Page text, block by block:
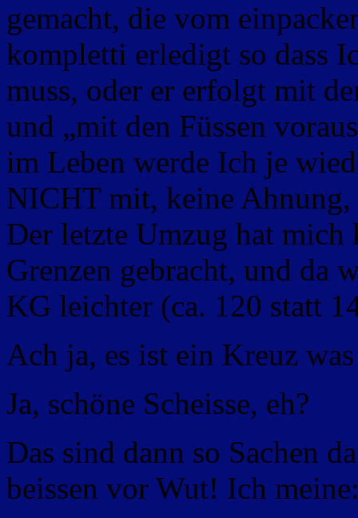
gemacht, die vom
kompletti erledigt so dass
muss, oder er erfolgt mit
und „mit den Füssen
im Leben werde Ich je
NICHT mit, keine
Der letzte Umzug hat
Grenzen gebracht, und da
KG leichter (ca. 120 statt
Ach ja, es ist ein Kreuz
Ja, schöne Scheisse, eh?
Das sind dann so Sachen
beissen vor Wut! Ich